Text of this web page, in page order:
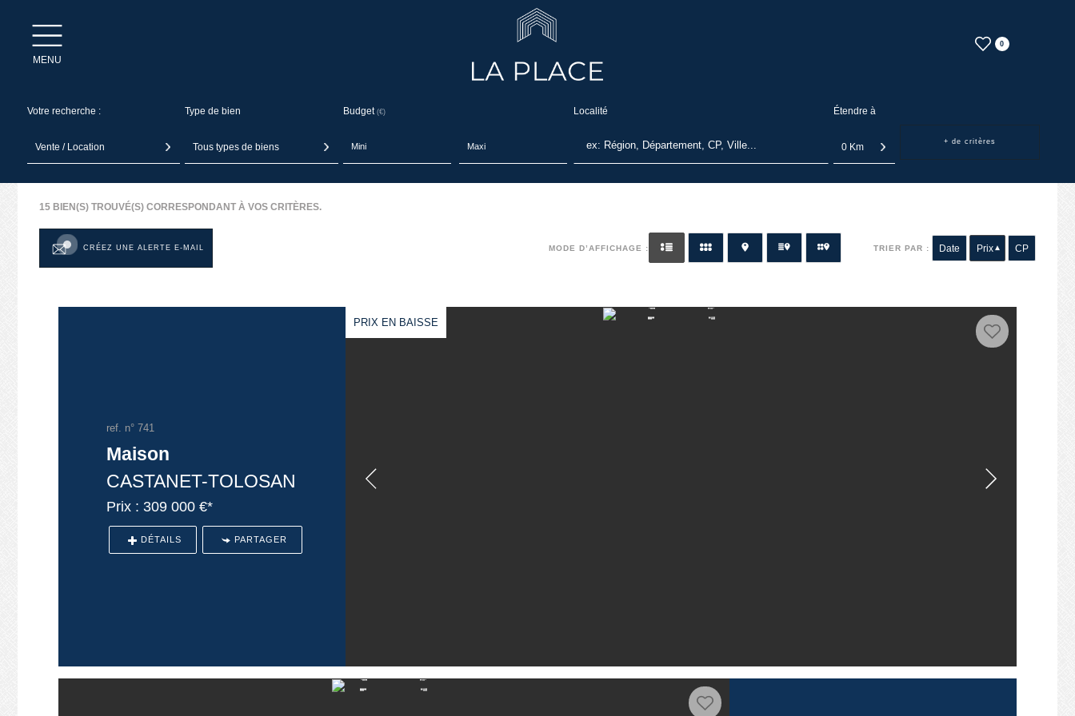
0
MENU
Votre recherche :
Vente / Location
Type de bien
Tous types de biens
Budget(€) Localité Étendre à
0 Km + de critères
15BIEN(S) TROUVÉ(S) CORRESPONDANT À VOS CRITÈRES.
CRÉEZ UNE ALERTE E-MAIL MODE D’AFFICHAGE : TRIER PAR : Date Prix CP
PRIX EN BAISSE
ref. n° 741
Maison
CASTANET-TOLOSAN
Prix : 309 000 €*
DÉTAILS PARTAGER